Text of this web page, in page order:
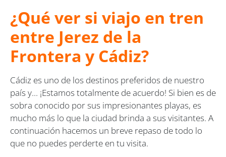
¿Qué ver si viajo en tren
entre Jerez de la
Frontera y Cádiz?
Cádiz es uno de los destinos preferidos de nuestro
país y... ¡Estamos totalmente de acuerdo! Si bien es de
sobra conocido por sus impresionantes playas, es
mucho más lo que la ciudad brinda a sus visitantes. A
continuación hacemos un breve repaso de todo lo
que no puedes perderte en tu visita.